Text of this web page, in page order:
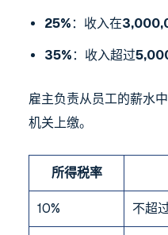
25% ：收入在
35% ：收入超过
雇主负责从员工的薪水
机关上缴。
所得税率
10% 不超